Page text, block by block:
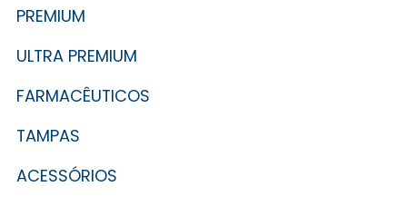
PREMIUM
ULTRA PREMIUM
FARMACÊUTICOS
TAMPAS
ACESSÓRIOS